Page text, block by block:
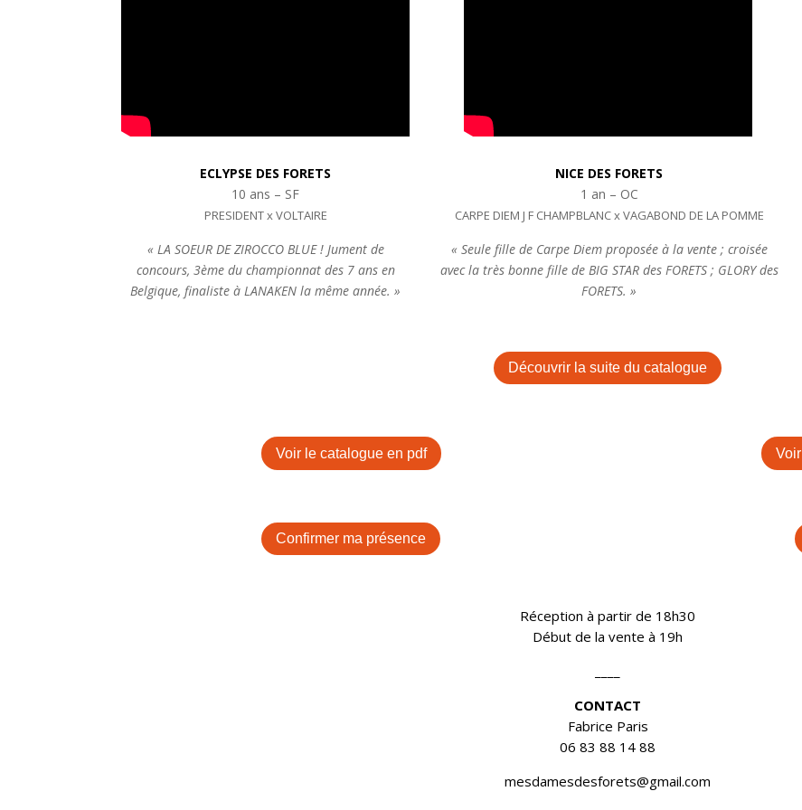
ECLYPSE DES FORETS
10 ans – SF
PRESIDENT x VOLTAIRE
« LA SOEUR DE ZIROCCO BLUE ! Jument de
concours, 3ème du championnat des 7 ans en
Belgique, finaliste à LANAKEN la même année. »
NICE DES FORETS
1 an – OC
CARPE DIEM J F CHAMPBLANC x VAGABOND DE LA POMME
« Seule fille de Carpe Diem proposée à la vente ; croisée
avec la très bonne fille de BIG STAR des FORETS ; GLORY des
FORETS. »
Découvrir la suite du catalogue
Voir le catalogue en pdf
Confirmer ma présence
Réception à partir de 18h30
Début de la vente à 19h
CONTACT
Fabrice Paris
06 83 88 14 88
mesdamesdesforets@gmail.com